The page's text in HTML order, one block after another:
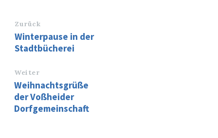
Zurück
Winterpause in der
Stadtbücherei
Weiter
Weihnachtsgrüße
der Voßheider
Dorfgemeinschaft